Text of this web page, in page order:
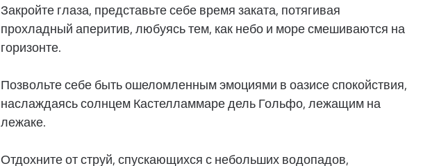
Закройте глаза, представьте себе время заката, потягивая
прохладный аперитив, любуясь тем, как небо и море смешиваются на
горизонте.
Позвольте себе быть ошеломленным эмоциями в оазисе спокойствия,
наслаждаясь солнцем Кастелламмаре дель Гольфо, лежащим на
лежаке.
Отдохните от струй, спускающихся с небольших водопадов,